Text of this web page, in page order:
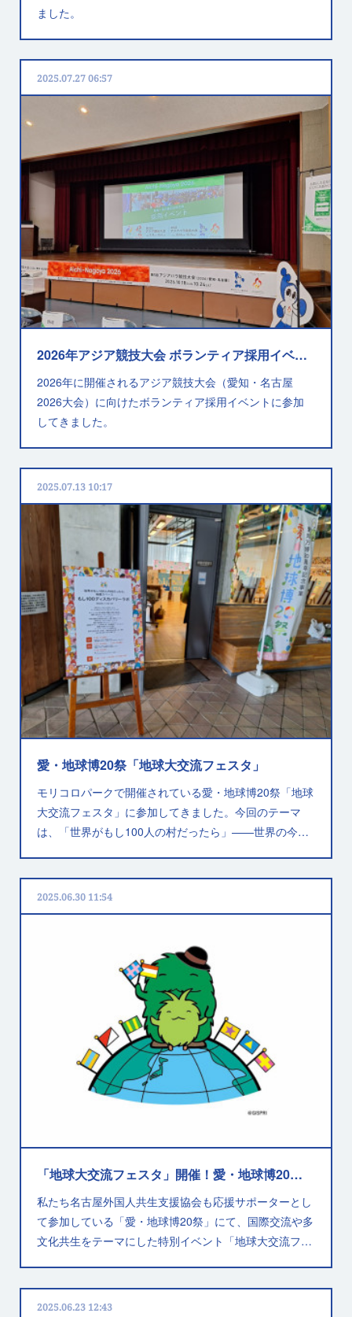
ました。
2025.07.27 06:57
2026年アジア競技大会 ボランティア採用イベント
2026年に開催されるアジア競技大会（愛知・名古屋
2026大会）に向けたボランティア採用イベントに参加
してきました。
2025.07.13 10:17
愛・地球博20祭「地球大交流フェスタ」
モリコロパークで開催されている愛・地球博20祭「地球
大交流フェスタ」に参加してきました。今回のテーマ
は、「世界がもし100人の村だったら」——世界の今…
2025.06.30 11:54
「地球大交流フェスタ」開催！愛・地球博20祭にて
私たち名古屋外国人共生支援協会も応援サポーターとし
て参加している「愛・地球博20祭」にて、国際交流や多
文化共生をテーマにした特別イベント「地球大交流フ…
2025.06.23 12:43